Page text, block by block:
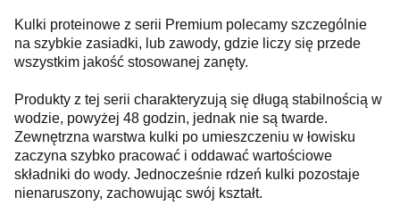
Kulki proteinowe z serii Premium polecamy szczególnie
na szybkie zasiadki, lub zawody, gdzie liczy się przede
wszystkim jakość stosowanej zanęty.
Produkty z tej serii charakteryzują się długą stabilnością w
wodzie, powyżej 48 godzin, jednak nie są twarde.
Zewnętrzna warstwa kulki po umieszczeniu w łowisku
zaczyna szybko pracować i oddawać wartościowe
składniki do wody. Jednocześnie rdzeń kulki pozostaje
nienaruszony, zachowując swój kształt.